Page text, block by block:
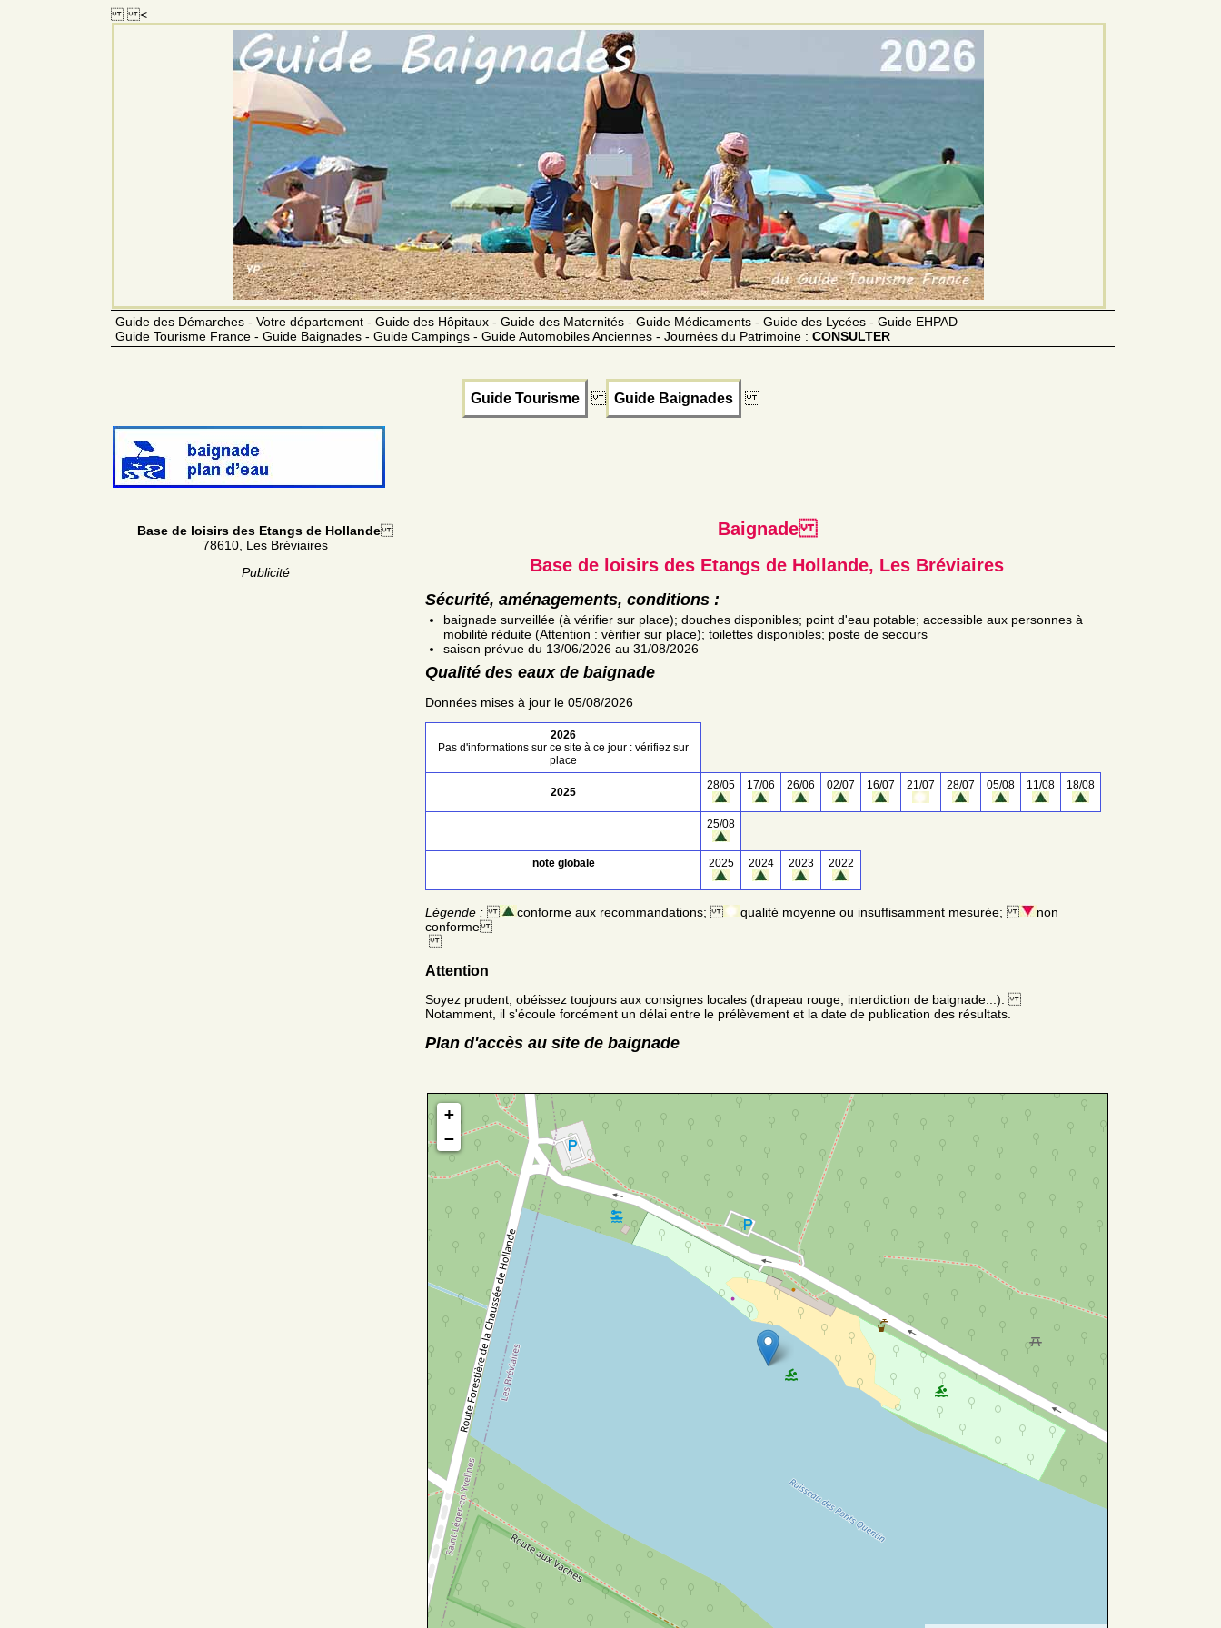
<
Guide des Démarches - Votre département - Guide des Hôpitaux - Guide des Maternités - Guide Médicaments - Guide des Lycées - Guide EHPAD
Guide Tourisme France - Guide Baignades - Guide Campings - Guide Automobiles Anciennes - Journées du Patrimoine : CONSULTER
Guide Tourisme Guide Baignades
Base de loisirs des Etangs de Hollande
78610, Les Bréviaires
Publicité
Baignade
Base de loisirs des Etangs de Hollande, Les Bréviaires
Sécurité, aménagements, conditions :
baignade surveillée (à vérifier sur place); douches disponibles; point d'eau potable; accessible aux personnes à
mobilité réduite (Attention : vérifier sur place); toilettes disponibles; poste de secours
saison prévue du 13/06/2026 au 31/08/2026
Qualité des eaux de baignade
Données mises à jour le 05/08/2026
2026
Pas d'informations sur ce site à ce jour : vérifiez sur
place
2025
28/05 17/06 26/06 02/07 16/07 21/07 28/07 05/08 11/08 18/08
25/08
note globale 2025 2024 2023 2022
Légende : conforme aux recommandations; qualité moyenne ou insuffisamment mesurée;
non
conforme
Attention
Soyez prudent, obéissez toujours aux consignes locales (drapeau rouge, interdiction de baignade...).
Notamment, il s'écoule forcément un délai entre le prélèvement et la date de publication des résultats.
Plan d'accès au site de baignade
+
−